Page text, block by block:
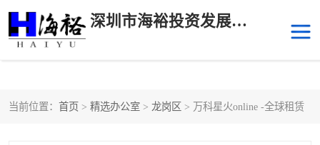
深圳市海裕投资发展有限公司
当前位置： 首页 > 精选办公室 > 龙岗区 > 万科星火online -全球租赁